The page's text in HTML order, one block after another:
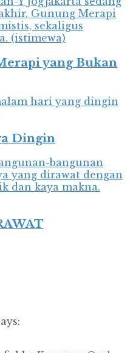
yang Bukan
Dingin